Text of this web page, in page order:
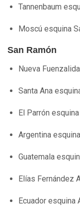
Tannenbaum
Moscú esquina
San Ramón
Nueva
Santa Ana
El Parrón
Argentina
Guatemala
Elías Fernández
Ecuador esquina